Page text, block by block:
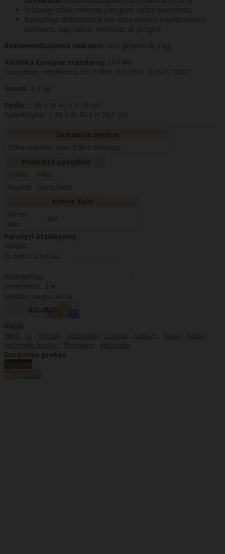
Prabangi odinė rankena patogiam lopšio paėmimui.
Paslėptoje daiktadėžėje yra vieta visiems papildomiems
daiktams, kaip raktai, telefonas ar piniginė.
Rekomenduojama vaikams: nuo gimimo iki 9 kg.
Atitinka Europos standartą: EN1466
Gamykloje sertifikuota ISO 14001 ISO 9001 OHSAS 18001
Svoris: 3,9 kg.
Dydis: L 88 x W 42 x H 58 cm.
Sulankstytas: L 88 x W 42 x H 24,5 cm.
Tinka vaikams Nuo 0 iki 6 mėnesių.
Spalva
Pilka
Modelis
Demi Next
Kilmės
šalis
JAV
Parašyti atsiliepimą
Vardas:
El. pašto adresas:
Atsiliepimas:
Įvertinimas:
Įveskite saugos kodą:
Rašyti
Next
Jų Priedai Vežimėliai Lopšiai Lopšys Nuna Kaina
Vežimėlio lopšys
Premium
Vežimėlių
Susijusios prekės
Populiari